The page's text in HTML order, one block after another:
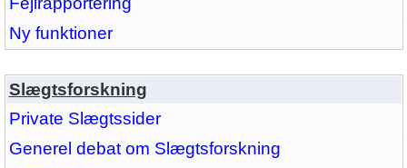
Ny funktioner
Slægtsforskning
Private Slægtssider
Generel debat om Slægtsforskning